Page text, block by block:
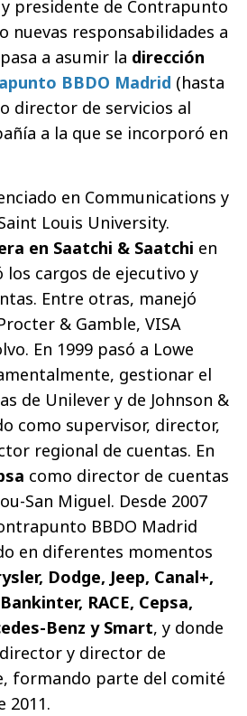
presidente de Contrapunto
nuevas responsabilidades a
a asumir la dirección
BBDO Madrid (hasta
director de servicios al
a la que se incorporó en
en Communications y
Louis University.
en Saatchi & Saatchi en
los cargos de ejecutivo y
Entre otras, manejó
& Gamble, VISA
En 1999 pasó a Lowe
gestionar el
de Unilever y de Johnson &
como supervisor, director,
regional de cuentas. En
como director de cuentas
San Miguel. Desde 2007
BBDO Madrid
en diferentes momentos
Dodge, Jeep, Canal+,
RACE, Cepsa,
Benz y Smart, y donde
y director de
formando parte del comité
2011.